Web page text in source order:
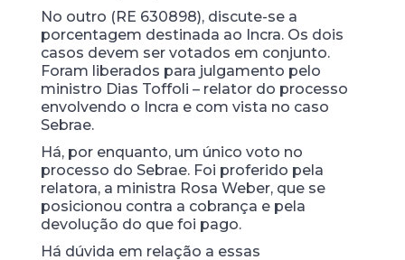
No outro (RE 630898), discute-se a
porcentagem destinada ao Incra. Os dois
casos devem ser votados em conjunto.
Foram liberados para julgamento pelo
ministro Dias Toffoli – relator do processo
envolvendo o Incra e com vista no caso
Sebrae.
Há, por enquanto, um único voto no
processo do Sebrae. Foi proferido pela
relatora, a ministra Rosa Weber, que se
posicionou contra a cobrança e pela
devolução do que foi pago.
Há dúvida em relação a essas